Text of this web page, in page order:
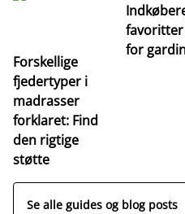
Forskellige
fjedertyper i
madrasser
forklaret: Find
den rigtige
støtte
for
Se alle guides og blog posts